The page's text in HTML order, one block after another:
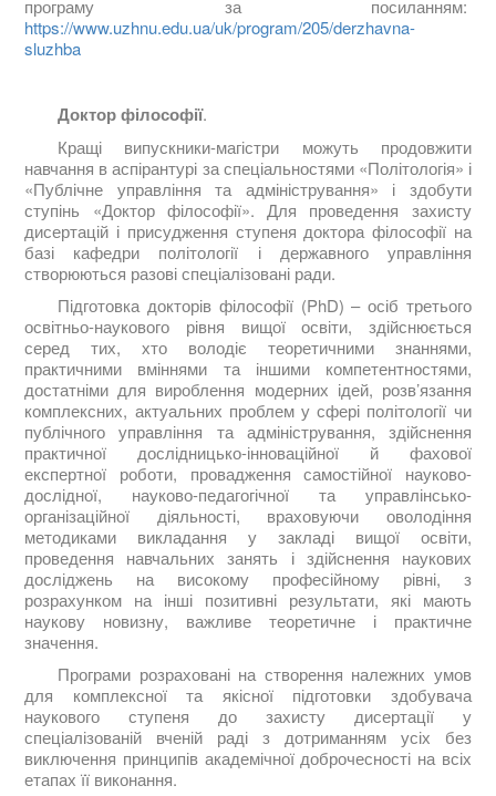
програму за посиланням:
https://www.uzhnu.edu.ua/uk/program/205/derzhavna-
sluzhba
Доктор філософії.
Кращі випускники-магістри можуть продовжити
навчання в аспірантурі за спеціальностями «Політологія» і
«Публічне управління та адміністрування» і здобути
ступінь «Доктор філософії». Для проведення захисту
дисертацій і присудження ступеня доктора філософії на
базі кафедри політології і державного управління
створюються разові спеціалізовані ради.
Підготовка докторів філософії (PhD) – осіб третього
освітньо-наукового рівня вищої освіти, здійснюється
серед тих, хто володіє теоретичними знаннями,
практичними вміннями та іншими компетентностями,
достатніми для вироблення модерних ідей, розв’язання
комплексних, актуальних проблем у сфері політології чи
публічного управління та адміністрування, здійснення
практичної дослідницько-інноваційної й фахової
експертної роботи, провадження самостійної науково-
дослідної, науково-педагогічної та управлінсько-
організаційної діяльності, враховуючи оволодіння
методиками викладання у закладі вищої освіти,
проведення навчальних занять і здійснення наукових
досліджень на високому професійному рівні, з
розрахунком на інші позитивні результати, які мають
наукову новизну, важливе теоретичне і практичне
значення.
Програми розраховані на створення належних умов
для комплексної та якісної підготовки здобувача
наукового ступеня до захисту дисертації у
спеціалізованій вченій раді з дотриманням усіх без
виключення принципів академічної доброчесності на всіх
етапах її виконання.